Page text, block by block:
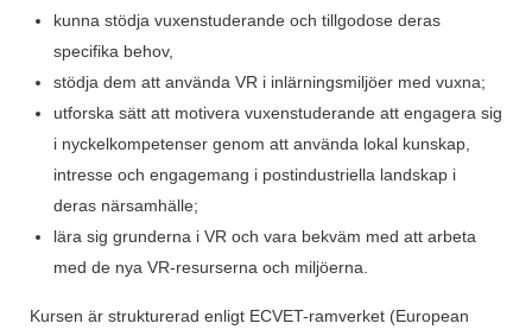
kunna stödja vuxenstuderande och tillgodose deras
specifika behov,
stödja dem att använda VR i inlärningsmiljöer med vuxna;
utforska sätt att motivera vuxenstuderande att engagera sig
i nyckelkompetenser genom att använda lokal kunskap,
intresse och engagemang i postindustriella landskap i
deras närsamhälle;
lära sig grunderna i VR och vara bekväm med att arbeta
med de nya VR-resurserna och miljöerna.
Kursen är strukturerad enligt ECVET-ramverket (European